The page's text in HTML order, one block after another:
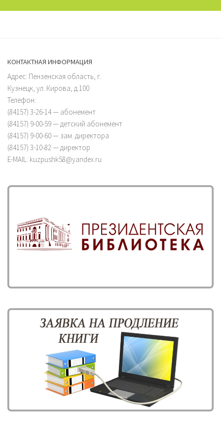
КОНТАКТНАЯ ИНФОРМАЦИЯ
Адрес: Пензенская область, г.
Кузнецк, ул. Кирова, д.100
Телефон:
(84157) 3-26-14 — абонемент
(84157) 9-00-59 — детский абонемент
(84157) 9-00-60 — зам. директора
(84157) 3-10-82 — директор
E-MAIL: kuzpushk58@yandex.ru